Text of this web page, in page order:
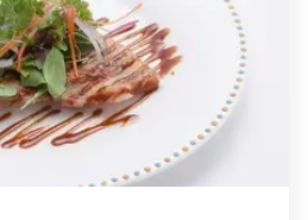
ている情報を表示しています。